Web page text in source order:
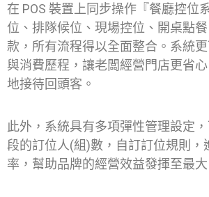
在 POS 裝置上同步操作『餐廳控位
位、排隊候位、現場控位、開桌點
款，所有流程得以全面整合。系統
與消費歷程，讓老闆經營門店更省
地接待回頭客。
此外，系統具有多項彈性管理設定
段的訂位人(組)數，自訂訂位規則，
率，幫助品牌的經營效益發揮至最大